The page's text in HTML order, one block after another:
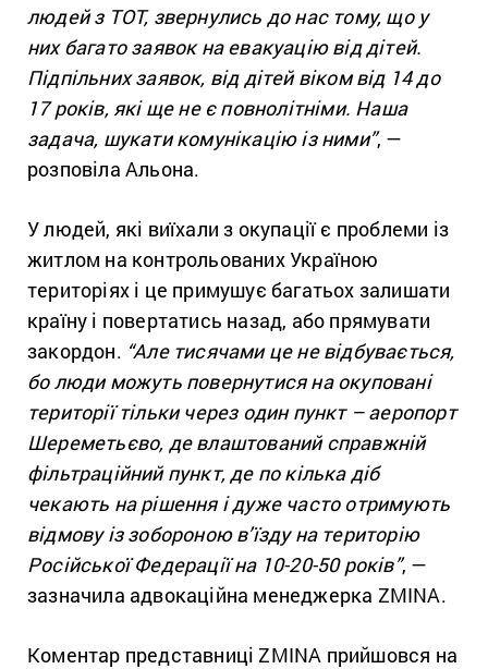
людей з ТОТ, звернулись до нас тому, що у
них багато заявок на евакуацію від дітей.
Підпільних заявок, від дітей віком від 14 до
17 років, які ще не є повнолітніми. Наша
задача, шукати комунікацію із ними”, —
розповіла Альона.
У людей, які виїхали з окупації є проблеми із
житлом на контрольованих Україною
територіях і це примушує багатьох залишати
країну і повертатись назад, або прямувати
закордон. “Але тисячами це не відбувається,
бо люди можуть повернутися на окуповані
території тільки через один пункт – аеропорт
Шереметьєво, де влаштований справжній
фільтраційний пункт, де по кілька діб
чекають на рішення і дуже часто отримують
відмову із зобороною в’їзду на територію
Російської Федерації на 10-20-50 років”, —
зазначила адвокаційна менеджерка ZMINA.
Коментар представниці ZMINA прийшовся на